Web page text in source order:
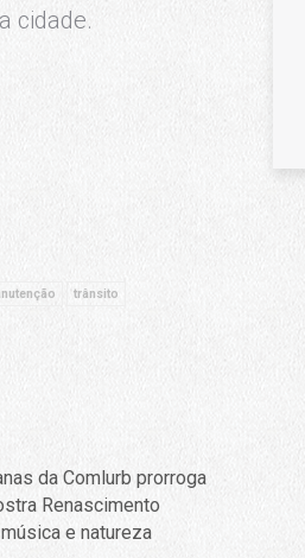
cidade.
trânsito
da Comlurb prorroga
Renascimento
e natureza